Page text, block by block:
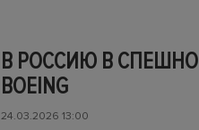
В РОССИЮ В
BOEING
24.03.2026 13:00